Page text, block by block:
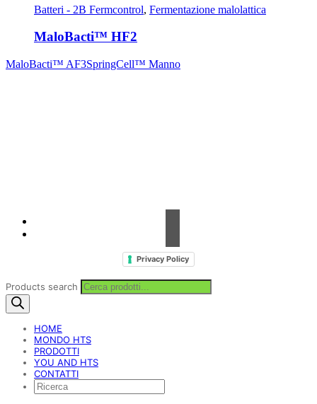
Batteri - 2B Fermcontrol, Fermentazione malolattica
MaloBacti™ HF2
MaloBacti™ AF3SpringCell™ Manno
Privacy Policy
Products search
HOME
MONDO HTS
PRODOTTI
YOU AND HTS
CONTATTI